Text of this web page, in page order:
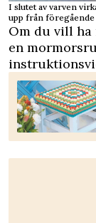
I slutet av varven
upp från föregående
Om du vill
en